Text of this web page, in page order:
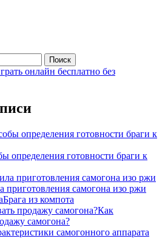
определения готовности браги к
приготовления самогона изо ржи
Брага из компота
Как
самогона?